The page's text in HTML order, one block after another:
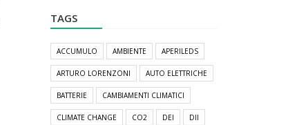
TAGS
ACCUMULO AMBIENTE APERILEDS
ARTURO LORENZONI AUTO ELETTRICHE
BATTERIE CAMBIAMENTI CLIMATICI
CLIMATE CHANGE CO2 DEI DII